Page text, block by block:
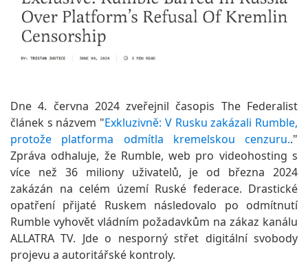
Dne 4. června 2024 zveřejnil časopis The Federalist
článek s názvem "Exkluzivně: V Rusku zakázali Rumble,
protože platforma odmítla kremelskou cenzuru.."
Zpráva odhaluje, že Rumble, web pro videohosting s
více než 36 miliony uživatelů, je od března 2024
zakázán na celém území Ruské federace. Drastické
opatření přijaté Ruskem následovalo po odmítnutí
Rumble vyhovět vládním požadavkům na zákaz kanálu
ALLATRA TV. Jde o nesporný střet digitální svobody
projevu a autoritářské kontroly.